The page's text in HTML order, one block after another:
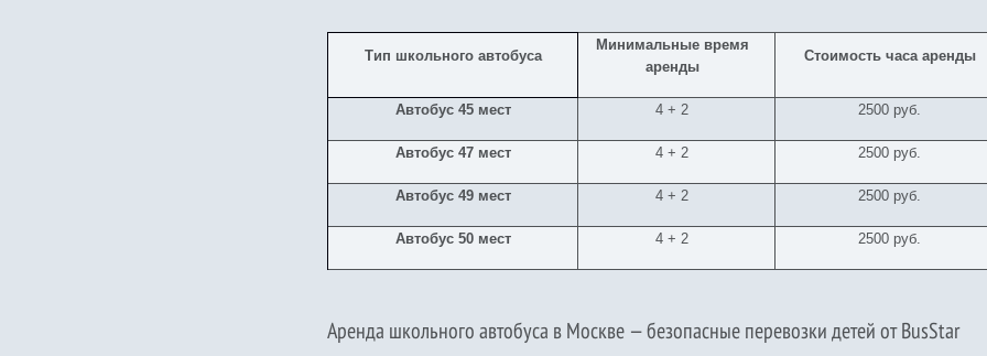
Тип школьного автобуса
Минимальные время
аренды
Стоимость часа аренды
Автобус 45 мест 4 + 2 2500 руб.
Автобус 47 мест 4 + 2 2500 руб.
Автобус 49 мест 4 + 2 2500 руб.
Автобус 50 мест 4 + 2 2500 руб.
Аренда школьного автобуса в Москве — безопасные перевозки детей от BusStar